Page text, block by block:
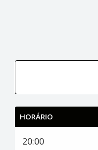
HORÁRIO
20:00